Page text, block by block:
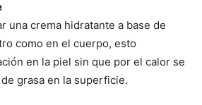
una crema hidratante a base de
como en el cuerpo, esto
en la piel sin que por el calor se
grasa en la superficie.